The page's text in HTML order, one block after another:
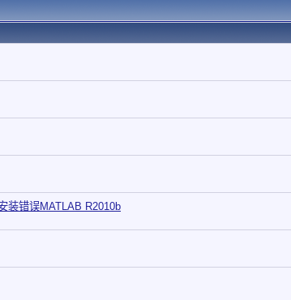
装错误MATLAB R2010b